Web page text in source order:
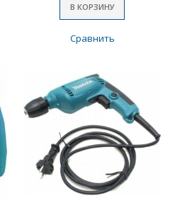
В КОРЗИНУ
Сравнить